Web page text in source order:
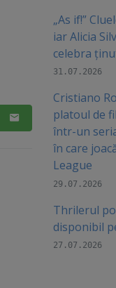
„As if!”
iar Alicia
celebra
31.07.2026
Cristiano
platoul de
într-un
în care
League
29.07.2026
Thrilerul
disponibil
27.07.2026